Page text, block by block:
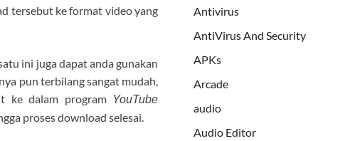
tersebut ke format video yang
ini juga dapat anda gunakan
pun terbilang sangat mudah,
ke dalam program YouTube
proses download selesai.
Antivirus
AntiVirus And Security
APKs
Arcade
audio
Audio Editor